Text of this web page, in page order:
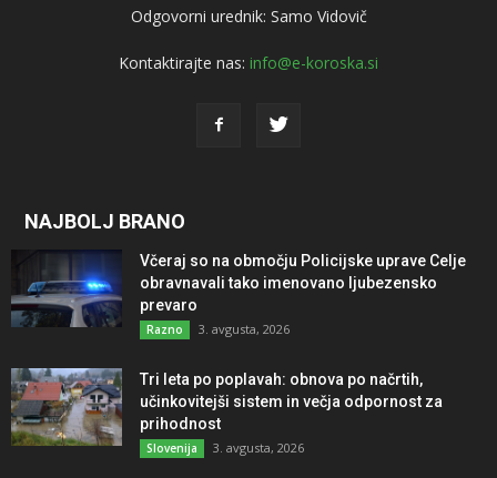
Odgovorni urednik: Samo Vidovič
Kontaktirajte nas: info@e-koroska.si
NAJBOLJ BRANO
Včeraj so na območju Policijske uprave Celje
obravnavali tako imenovano ljubezensko
prevaro
Razno 3. avgusta, 2026
Tri leta po poplavah: obnova po načrtih,
učinkovitejši sistem in večja odpornost za
prihodnost
Slovenija 3. avgusta, 2026